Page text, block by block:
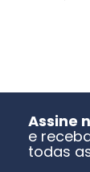
Assine
e
todas